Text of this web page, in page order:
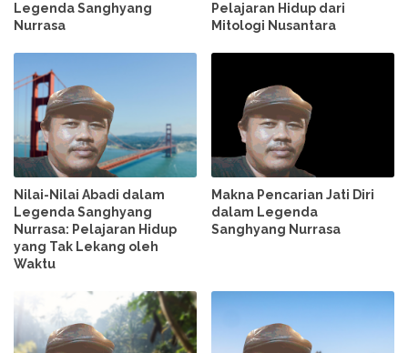
Legenda Sanghyang
Nurrasa
Pelajaran Hidup dari
Mitologi Nusantara
Nilai-Nilai Abadi dalam
Legenda Sanghyang
Nurrasa: Pelajaran Hidup
yang Tak Lekang oleh
Waktu
Makna Pencarian Jati Diri
dalam Legenda
Sanghyang Nurrasa